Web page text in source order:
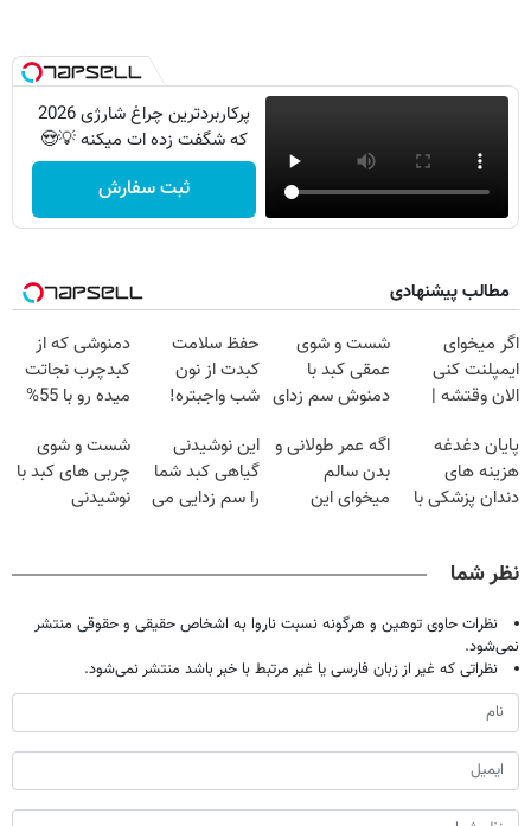
پرکاربردترین چراغ شارژی 2026
که شگفت زده ات میکنه 💡😍
ثبت سفارش
مطالب پیشنهادی
اگر میخوای
ایمپلنت کنی
الان وقتشه |
میلیون تومان!!!
شست و شوی
عمقی کبد با
دمنوش سم زدای
حفظ سلامت
کبدت از نون
شب واجبتره!
دمنوشی که از
کبدچرب نجاتت
میده رو با 55%
پایان دغدغه
هزینه های
دندان پزشکی با
اگه عمر طولانی و
بدن سالم
میخوای این
این نوشیدنی
گیاهی کبد شما
را سم زدایی می
شست و شوی
چربی های کبد با
نوشیدنی
نظر شما
نظرات حاوی توهین و هرگونه نسبت ناروا به اشخاص حقیقی و حقوقی منتشر
نمی‌شود.
نظراتی که غیر از زبان فارسی یا غیر مرتبط با خبر باشد منتشر نمی‌شود.